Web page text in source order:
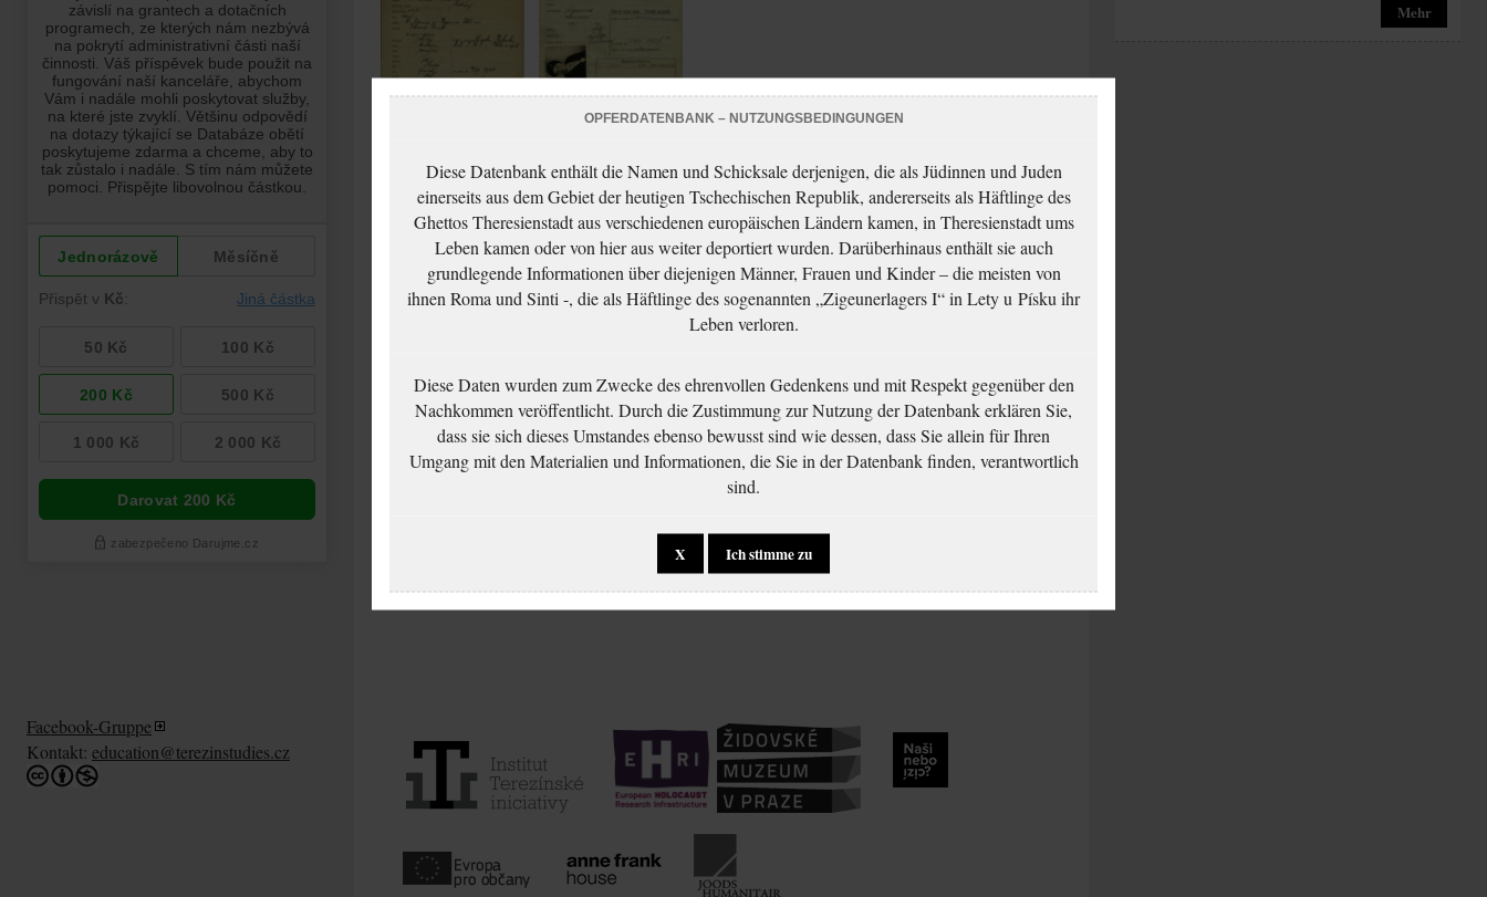
Hanáková Klára:
NEZPRACOVÁNO
Hanáková Klára:
NEZPRACOVÁNO
Mehr
Facebook-Gruppe
Kontakt: education@terezinstudies.cz
OPFERDATENBANK – NUTZUNGSBEDINGUNGEN
Diese Datenbank enthält die Namen und Schicksale derjenigen, die als Jüdinnen und Juden
einerseits aus dem Gebiet der heutigen Tschechischen Republik, andererseits als Häftlinge des
Ghettos Theresienstadt aus verschiedenen europäischen Ländern kamen, in Theresienstadt ums
Leben kamen oder von hier aus weiter deportiert wurden. Darüberhinaus enthält sie auch
grundlegende Informationen über diejenigen Männer, Frauen und Kinder – die meisten von
ihnen Roma und Sinti -, die als Häftlinge des sogenannten „Zigeunerlagers I“ in Lety u Písku ihr
Leben verloren.
Diese Daten wurden zum Zwecke des ehrenvollen Gedenkens und mit Respekt gegenüber den
Nachkommen veröffentlicht. Durch die Zustimmung zur Nutzung der Datenbank erklären Sie,
dass sie sich dieses Umstandes ebenso bewusst sind wie dessen, dass Sie allein für Ihren
Umgang mit den Materialien und Informationen, die Sie in der Datenbank finden, verantwortlich
sind.
X Ich stimme zu